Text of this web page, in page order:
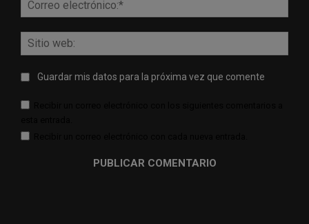
Guardar mis datos para la próxima vez que comente